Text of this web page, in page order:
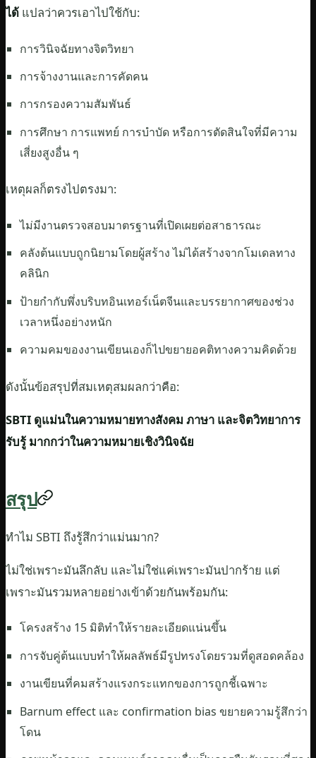
ได้ แปลว่าควรเอาไปใช้กับ:
การวินิจฉัยทางจิตวิทยา
การจ้างงานและการคัดคน
การกรองความสัมพันธ์
การศึกษา การแพทย์ การบำบัด หรือการตัดสินใจที่มีความ
เสี่ยงสูงอื่น ๆ
เหตุผลก็ตรงไปตรงมา:
ไม่มีงานตรวจสอบมาตรฐานที่เปิดเผยต่อสาธารณะ
คลังต้นแบบถูกนิยามโดยผู้สร้าง ไม่ได้สร้างจากโมเดลทาง
คลินิก
ป้ายกำกับพึ่งบริบทอินเทอร์เน็ตจีนและบรรยากาศของช่วง
เวลาหนึ่งอย่างหนัก
ความคมของงานเขียนเองก็ไปขยายอคติทางความคิดด้วย
ดังนั้นข้อสรุปที่สมเหตุสมผลกว่าคือ:
SBTI ดูแม่นในความหมายทางสังคม ภาษา และจิตวิทยาการ
รับรู้ มากกว่าในความหมายเชิงวินิจฉัย
สรุป
ทำไม SBTI ถึงรู้สึกว่าแม่นมาก?
ไม่ใช่เพราะมันลึกลับ และไม่ใช่แค่เพราะมันปากร้าย แต่
เพราะมันรวมหลายอย่างเข้าด้วยกันพร้อมกัน:
โครงสร้าง 15 มิติทำให้รายละเอียดแน่นขึ้น
การจับคู่ต้นแบบทำให้ผลลัพธ์มีรูปทรงโดยรวมที่ดูสอดคล้อง
งานเขียนที่คมสร้างแรงกระแทกของการถูกชี้เฉพาะ
Barnum effect และ confirmation bias ขยายความรู้สึกว่า
โดน